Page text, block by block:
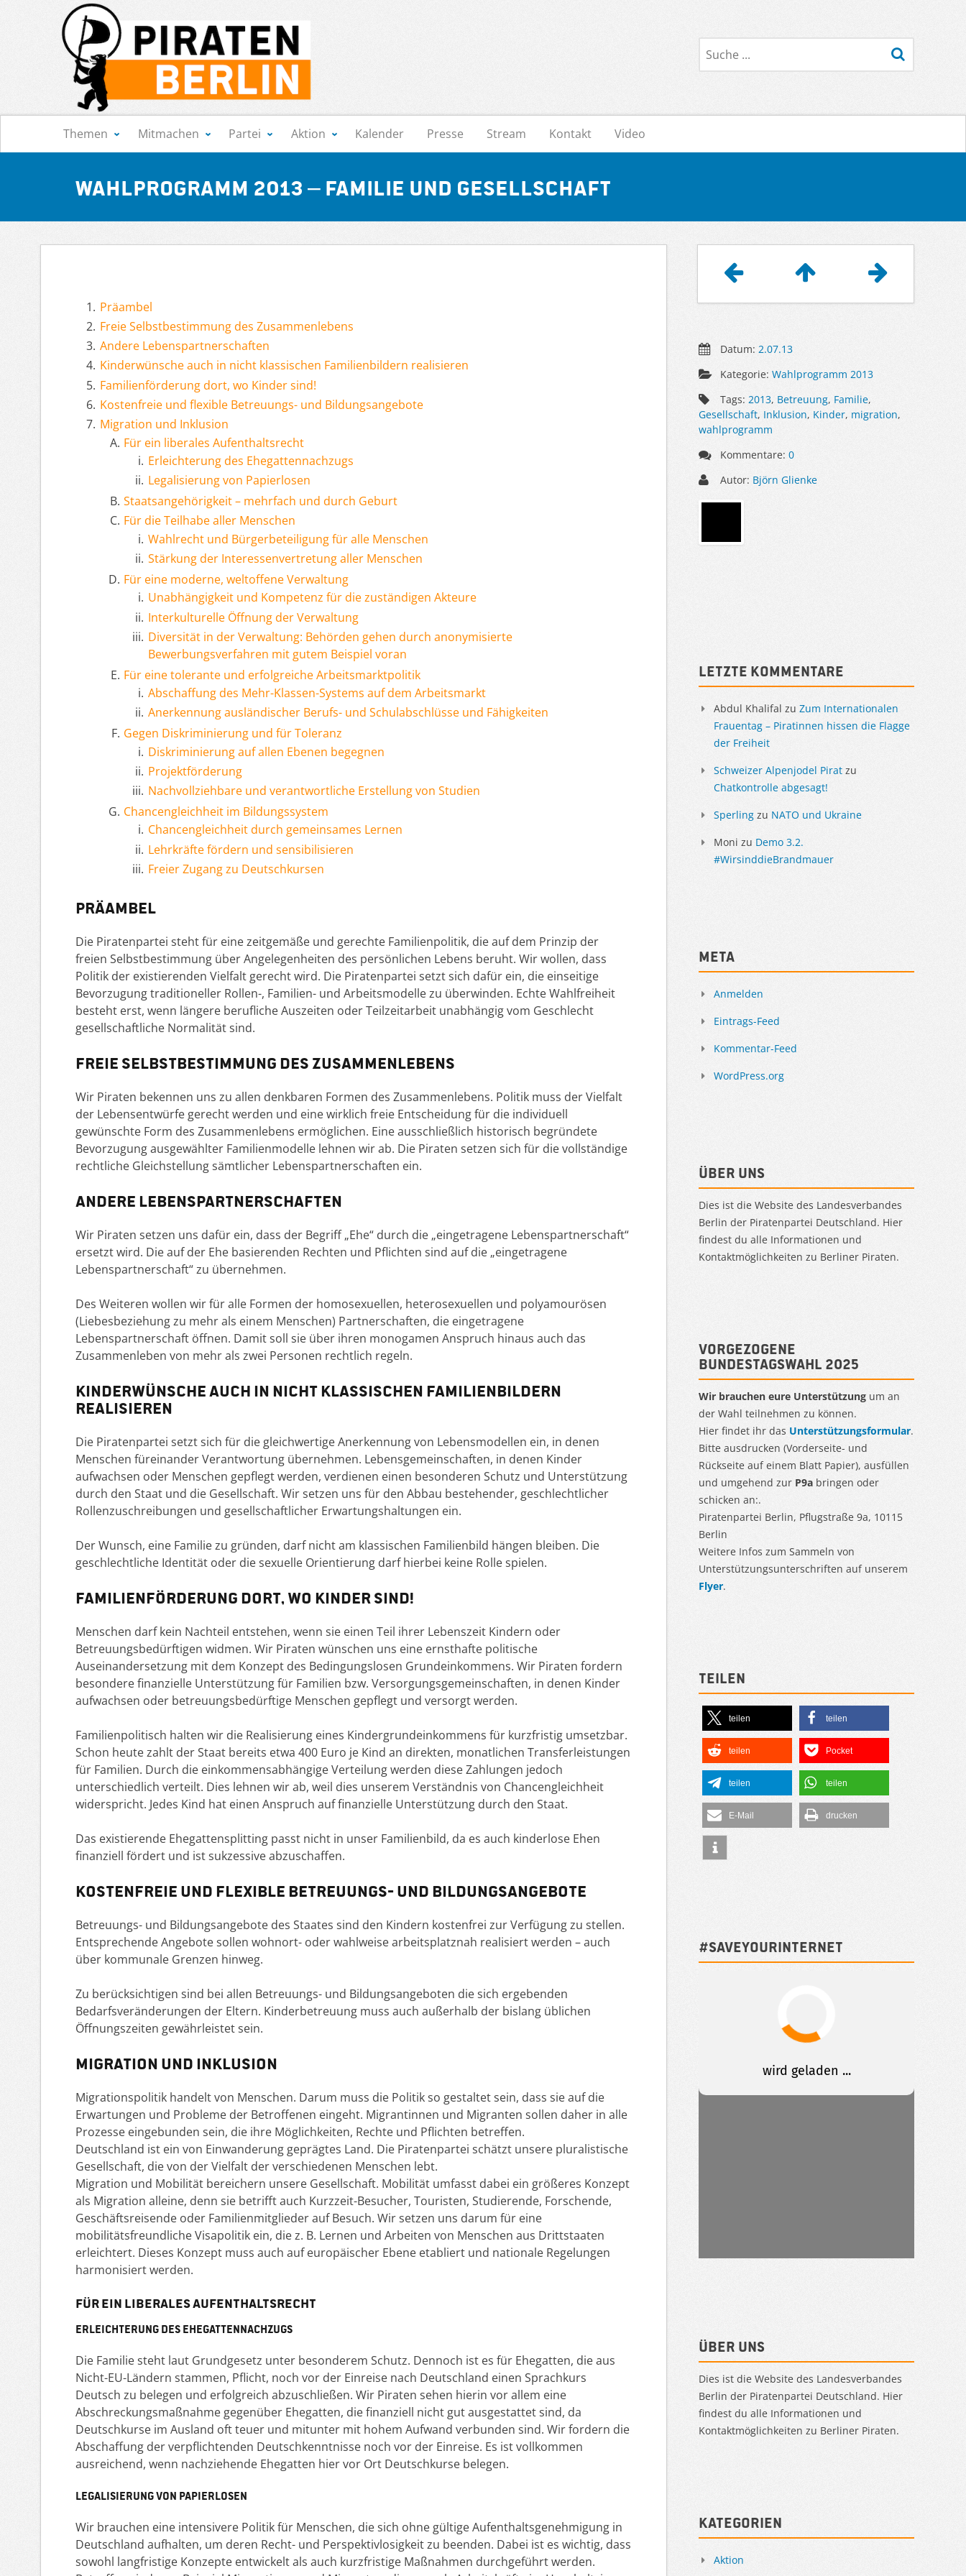
Suche
Navigation
Themen Mitmachen Partei Aktion Kalender Presse Stream Kontakt Video
Wahlprogramm 2013 – Familie und Gesellschaft
Präambel
Freie Selbstbestimmung des Zusammenlebens
Andere Lebenspartnerschaften
Kinderwünsche auch in nicht klassischen Familienbildern realisieren
Familienförderung dort, wo Kinder sind!
Kostenfreie und flexible Betreuungs- und Bildungsangebote
Migration und Inklusion
Für ein liberales Aufenthaltsrecht
Erleichterung des Ehegattennachzugs
Legalisierung von Papierlosen
Staatsangehörigkeit – mehrfach und durch Geburt
Für die Teilhabe aller Menschen
Wahlrecht und Bürgerbeteiligung für alle Menschen
Stärkung der Interessenvertretung aller Menschen
Für eine moderne, weltoffene Verwaltung
Unabhängigkeit und Kompetenz für die zuständigen Akteure
Interkulturelle Öffnung der Verwaltung
Diversität in der Verwaltung: Behörden gehen durch anonymisierte
Bewerbungsverfahren mit gutem Beispiel voran
Für eine tolerante und erfolgreiche Arbeitsmarktpolitik
Abschaffung des Mehr-Klassen-Systems auf dem Arbeitsmarkt
Anerkennung ausländischer Berufs- und Schulabschlüsse und Fähigkeiten
Gegen Diskriminierung und für Toleranz
Diskriminierung auf allen Ebenen begegnen
Projektförderung
Nachvollziehbare und verantwortliche Erstellung von Studien
Chancengleichheit im Bildungssystem
Chancengleichheit durch gemeinsames Lernen
Lehrkräfte fördern und sensibilisieren
Freier Zugang zu Deutschkursen
Präambel
Die Piratenpartei steht für eine zeitgemäße und gerechte Familienpolitik, die auf dem Prinzip der
freien Selbstbestimmung über Angelegenheiten des persönlichen Lebens beruht. Wir wollen, dass
Politik der existierenden Vielfalt gerecht wird. Die Piratenpartei setzt sich dafür ein, die einseitige
Bevorzugung traditioneller Rollen-, Familien- und Arbeitsmodelle zu überwinden. Echte Wahlfreiheit
besteht erst, wenn längere berufliche Auszeiten oder Teilzeitarbeit unabhängig vom Geschlecht
gesellschaftliche Normalität sind.
Freie Selbstbestimmung des Zusammenlebens
Wir Piraten bekennen uns zu allen denkbaren Formen des Zusammenlebens. Politik muss der Vielfalt
der Lebensentwürfe gerecht werden und eine wirklich freie Entscheidung für die individuell
gewünschte Form des Zusammenlebens ermöglichen. Eine ausschließlich historisch begründete
Bevorzugung ausgewählter Familienmodelle lehnen wir ab. Die Piraten setzen sich für die vollständige
rechtliche Gleichstellung sämtlicher Lebenspartnerschaften ein.
Andere Lebenspartnerschaften
Wir Piraten setzen uns dafür ein, dass der Begriff „Ehe“ durch die „eingetragene Lebenspartnerschaft“
ersetzt wird. Die auf der Ehe basierenden Rechten und Pflichten sind auf die „eingetragene
Lebenspartnerschaft“ zu übernehmen.
Des Weiteren wollen wir für alle Formen der homosexuellen, heterosexuellen und polyamourösen
(Liebesbeziehung zu mehr als einem Menschen) Partnerschaften, die eingetragene
Lebenspartnerschaft öffnen. Damit soll sie über ihren monogamen Anspruch hinaus auch das
Zusammenleben von mehr als zwei Personen rechtlich regeln.
Kinderwünsche auch in nicht klassischen Familienbildern
realisieren
Die Piratenpartei setzt sich für die gleichwertige Anerkennung von Lebensmodellen ein, in denen
Menschen füreinander Verantwortung übernehmen. Lebensgemeinschaften, in denen Kinder
aufwachsen oder Menschen gepflegt werden, verdienen einen besonderen Schutz und Unterstützung
durch den Staat und die Gesellschaft. Wir setzen uns für den Abbau bestehender, geschlechtlicher
Rollenzuschreibungen und gesellschaftlicher Erwartungshaltungen ein.
Der Wunsch, eine Familie zu gründen, darf nicht am klassischen Familienbild hängen bleiben. Die
geschlechtliche Identität oder die sexuelle Orientierung darf hierbei keine Rolle spielen.
Familienförderung dort, wo Kinder sind!
Menschen darf kein Nachteil entstehen, wenn sie einen Teil ihrer Lebenszeit Kindern oder
Betreuungsbedürftigen widmen. Wir Piraten wünschen uns eine ernsthafte politische
Auseinandersetzung mit dem Konzept des Bedingungslosen Grundeinkommens. Wir Piraten fordern
besondere finanzielle Unterstützung für Familien bzw. Versorgungsgemeinschaften, in denen Kinder
aufwachsen oder betreuungsbedürftige Menschen gepflegt und versorgt werden.
Familienpolitisch halten wir die Realisierung eines Kindergrundeinkommens für kurzfristig umsetzbar.
Schon heute zahlt der Staat bereits etwa 400 Euro je Kind an direkten, monatlichen Transferleistungen
für Familien. Durch die einkommensabhängige Verteilung werden diese Zahlungen jedoch
unterschiedlich verteilt. Dies lehnen wir ab, weil dies unserem Verständnis von Chancengleichheit
widerspricht. Jedes Kind hat einen Anspruch auf finanzielle Unterstützung durch den Staat.
Das existierende Ehegattensplitting passt nicht in unser Familienbild, da es auch kinderlose Ehen
finanziell fördert und ist sukzessive abzuschaffen.
Kostenfreie und flexible Betreuungs- und Bildungsangebote
Betreuungs- und Bildungsangebote des Staates sind den Kindern kostenfrei zur Verfügung zu stellen.
Entsprechende Angebote sollen wohnort- oder wahlweise arbeitsplatznah realisiert werden – auch
über kommunale Grenzen hinweg.
Zu berücksichtigen sind bei allen Betreuungs- und Bildungsangeboten die sich ergebenden
Bedarfsveränderungen der Eltern. Kinderbetreuung muss auch außerhalb der bislang üblichen
Öffnungszeiten gewährleistet sein.
Migration und Inklusion
Migrationspolitik handelt von Menschen. Darum muss die Politik so gestaltet sein, dass sie auf die
Erwartungen und Probleme der Betroffenen eingeht. Migrantinnen und Migranten sollen daher in alle
Prozesse eingebunden sein, die ihre Möglichkeiten, Rechte und Pflichten betreffen.
Deutschland ist ein von Einwanderung geprägtes Land. Die Piratenpartei schätzt unsere pluralistische
Gesellschaft, die von der Vielfalt der verschiedenen Menschen lebt.
Migration und Mobilität bereichern unsere Gesellschaft. Mobilität umfasst dabei ein größeres Konzept
als Migration alleine, denn sie betrifft auch Kurzzeit-Besucher, Touristen, Studierende, Forschende,
Geschäftsreisende oder Familienmitglieder auf Besuch. Wir setzen uns darum für eine
mobilitätsfreundliche Visapolitik ein, die z. B. Lernen und Arbeiten von Menschen aus Drittstaaten
erleichtert. Dieses Konzept muss auch auf europäischer Ebene etabliert und nationale Regelungen
harmonisiert werden.
Für ein liberales Aufenthaltsrecht
Erleichterung des Ehegattennachzugs
Die Familie steht laut Grundgesetz unter besonderem Schutz. Dennoch ist es für Ehegatten, die aus
Nicht-EU-Ländern stammen, Pflicht, noch vor der Einreise nach Deutschland einen Sprachkurs
Deutsch zu belegen und erfolgreich abzuschließen. Wir Piraten sehen hierin vor allem eine
Abschreckungsmaßnahme gegenüber Ehegatten, die finanziell nicht gut ausgestattet sind, da
Deutschkurse im Ausland oft teuer und mitunter mit hohem Aufwand verbunden sind. Wir fordern die
Abschaffung der verpflichtenden Deutschkenntnisse noch vor der Einreise. Es ist vollkommen
ausreichend, wenn nachziehende Ehegatten hier vor Ort Deutschkurse belegen.
Legalisierung von Papierlosen
Wir brauchen eine intensivere Politik für Menschen, die sich ohne gültige Aufenthaltsgenehmigung in
Deutschland aufhalten, um deren Recht- und Perspektivlosigkeit zu beenden. Dabei ist es wichtig, dass
sowohl langfristige Konzepte entwickelt als auch kurzfristige Maßnahmen durchgeführt werden.
Datum: 2.07.13
Kategorie:Wahlprogramm 2013
Tags: 2013, Betreuung, Familie,
Gesellschaft, Inklusion, Kinder, migration,
wahlprogramm
Kommentare:0
Autor: Björn Glienke
Letzte Kommentare
Abdul Khalifal zu Zum Internationalen
Frauentag – Piratinnen hissen die Flagge
der Freiheit
Schweizer Alpenjodel Pirat zu
Chatkontrolle abgesagt!
Sperling zu NATO und Ukraine
Moni zu Demo 3.2.
#WirsinddieBrandmauer
Meta
Anmelden
Eintrags-Feed
Kommentar-Feed
WordPress.org
Über uns
Dies ist die Website des Landesverbandes
Berlin der Piratenpartei Deutschland. Hier
findest du alle Informationen und
Kontaktmöglichkeiten zu Berliner Piraten.
Vorgezogene
Bundestagswahl 2025
Wir brauchen eure Unterstützung um an
der Wahl teilnehmen zu können.
Hier findet ihr das Unterstützungsformular.
Bitte ausdrucken (Vorderseite- und
Rückseite auf einem Blatt Papier), ausfüllen
und umgehend zur P9a bringen oder
schicken an:.
Piratenpartei Berlin, Pflugstraße 9a, 10115
Berlin
Weitere Infos zum Sammeln von
Unterstützungsunterschriften auf unserem
Flyer.
Teilen
teilen teilen
teilen Pocket
teilen teilen
E-Mail drucken
#SAVEYOURINTERNET
Über uns
Dies ist die Website des Landesverbandes
Berlin der Piratenpartei Deutschland. Hier
findest du alle Informationen und
Kontaktmöglichkeiten zu Berliner Piraten.
Kategorien
Aktion